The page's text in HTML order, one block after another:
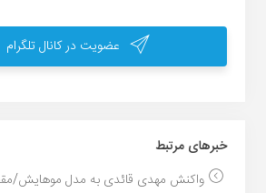
عضویت در کانال تلگرام
خبر‌های مرتبط
واکنش مهدی قائدی به مدل موهایش/